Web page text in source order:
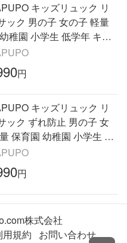
キッズリュック リ
ック 男の子 女の子 軽量
稚園 小学生 低学年 キッ
ク 子供 通園 入園 シンプ
プッパプーポ
円
キッズリュック リ
ック ずれ防止 男の子 女
保育園 幼稚園 小学生 低
通園 旅行 習い事 キッズ
プッパプーポ
円
株式会社
用規約 お問い合わせ